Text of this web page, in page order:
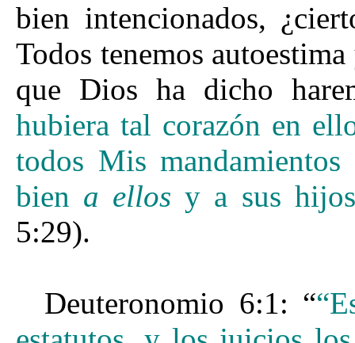
bien intencionados,
Todos tenemos
que Dios ha dicho
hubiera tal corazón en
todos Mis
bien a ellos y a sus
5:29).
Deuteronomio 6:1: “